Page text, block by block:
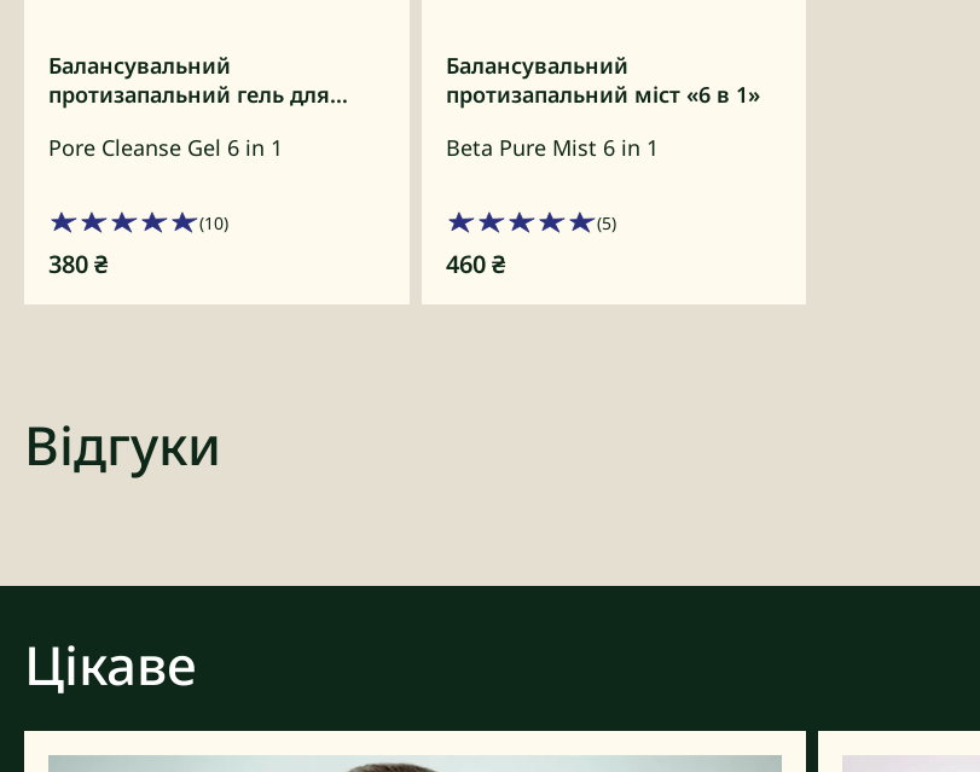
Балансувальний
протизапальний гель для
Pore Cleanse Gel 6 in 1
(10)
380₴
Балансувальний
протизапальний міст «6 в 1»
Beta Pure Mist 6 in 1
(5)
460₴
Відгуки
Цікаве